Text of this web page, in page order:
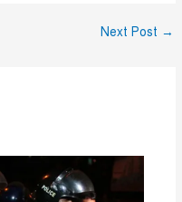
Next Post →